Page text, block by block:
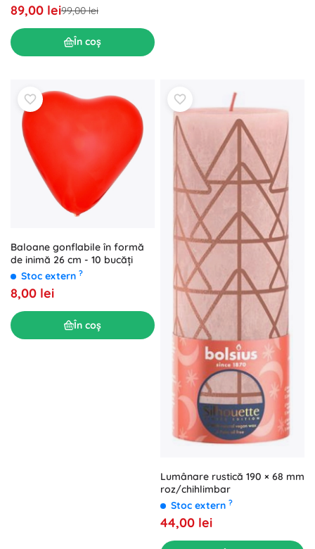
89,00 lei99,00 lei
În coș
Baloane gonflabile în formă
de inimă 26 cm - 10 bucăți
Stoc extern ?
8,00 lei
În coș
Lumânare rustică 190 × 68 mm
roz/chihlimbar
Stoc extern ?
44,00 lei